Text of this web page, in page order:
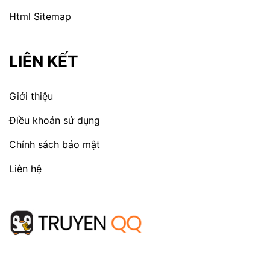
Html Sitemap
LIÊN KẾT
Giới thiệu
Điều khoản sử dụng
Chính sách bảo mật
Liên hệ